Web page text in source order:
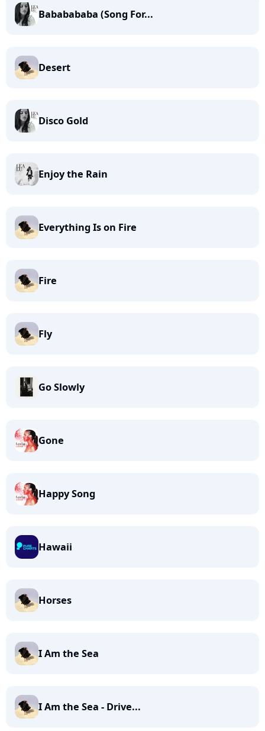
Bababababa (Song For...
Desert
Disco Gold
Enjoy the Rain
Everything Is on Fire
Fire
Fly
Go Slowly
Gone
Happy Song
Hawaii
Horses
I Am the Sea
I Am the Sea - Drive...